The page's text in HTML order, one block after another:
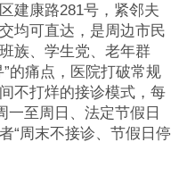
建康路281号，紧邻夫
均可直达，是周边市民
族、学生党、老年群
的痛点，医院打破常规
不打烊的接诊模式，每
一至周日、法定节假日
“周末不接诊、节假日停